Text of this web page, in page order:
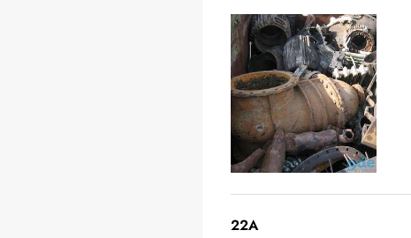
22A